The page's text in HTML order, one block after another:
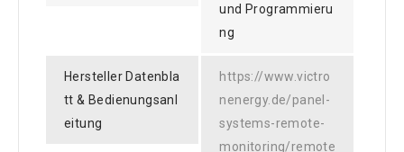
und Programmieru
ng
Hersteller Datenbla
tt & Bedienungsanl
eitung
https://www.victro
nenergy.de/panel-
systems-remote-
monitoring/remote